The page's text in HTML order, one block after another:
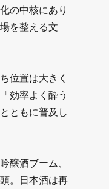
の中核にあり
を整える文
位置は大きく
効率よく酔う
ともに普及し
醸酒ブーム、
。日本酒は再